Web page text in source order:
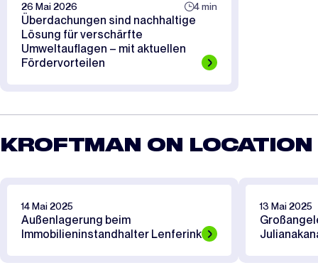
26 Mai 2026 4 min
Überdachungen sind nachhaltige
Lösung für verschärfte
Umweltauflagen – mit aktuellen
Fördervorteilen
KROFTMAN ON LOCATION
14 Mai 2025
Außenlagerung beim
Immobilieninstandhalter Lenferink
13 Mai 2025